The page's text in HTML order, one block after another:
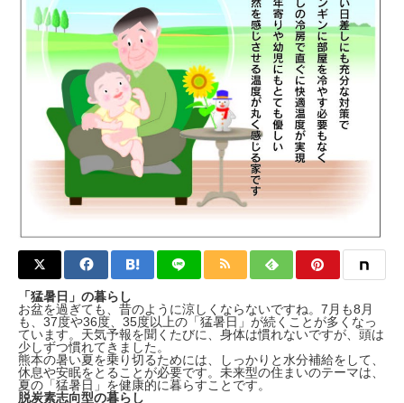
「猛暑日」の暮らし
お盆を過ぎても、昔のように涼しくならないですね。7月も8月
も、37度や36度、35度以上の「猛暑日」が続くことが多くなっ
ています。天気予報を聞くたびに、身体は慣れないですが、頭は
少しずつ慣れてきました。
熊本の暑い夏を乗り切るためには、しっかりと水分補給をして、
休息や安眠をとることが必要です。未来型の住まいのテーマは、
夏の「猛暑日」を健康的に暮らすことです。
脱炭素志向型の暮らし